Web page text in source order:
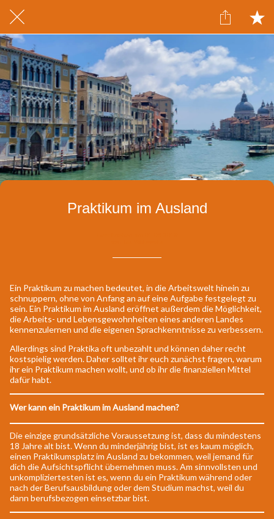
Praktikum im Ausland
Ein Praktikum zu machen bedeutet, in die Arbeitswelt hinein zu
schnuppern, ohne von Anfang an auf eine Aufgabe festgelegt zu
sein. Ein Praktikum im Ausland eröffnet außerdem die Möglichkeit,
die Arbeits- und Lebensgewohnheiten eines anderen Landes
kennenzulernen und die eigenen Sprachkenntnisse zu verbessern.
Allerdings sind Praktika oft unbezahlt und können daher recht
kostspielig werden. Daher solltet ihr euch zunächst fragen, warum
ihr ein Praktikum machen wollt, und ob ihr die finanziellen Mittel
dafür habt.
Wer kann ein Praktikum im Ausland machen?
Die einzige grundsätzliche Voraussetzung ist, dass du mindestens
18 Jahre alt bist. Wenn du minderjährig bist, ist es kaum möglich,
einen Praktikumsplatz im Ausland zu bekommen, weil jemand für
dich die Aufsichtspflicht übernehmen muss. Am sinnvollsten und
unkompliziertesten ist es, wenn du ein Praktikum während oder
nach der Berufsausbildung oder dem Studium machst, weil du
dann berufsbezogen einsetzbar bist.